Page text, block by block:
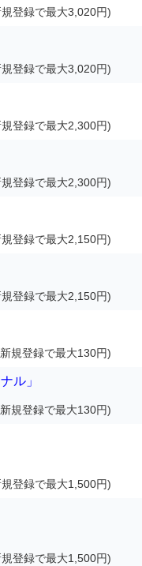
登録で最大3,020円)
登録で最大3,020円)
登録で最大2,300円)
登録で最大2,300円)
登録で最大2,150円)
登録で最大2,150円)
規登録で最大130円)
ル」
規登録で最大130円)
登録で最大1,500円)
登録で最大1,500円)